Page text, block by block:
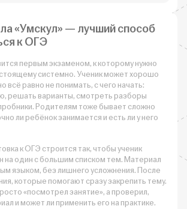
«Умскул» — лучший способ
к ОГЭ
первым экзаменом, к которому нужно
системно. Ученик может хорошо
всё равно не понимать, с чего начать:
решать варианты, смотреть разборы
Родителям тоже бывает сложно
ли ребёнок занимается и есть ли у него
к ОГЭ строится так, чтобы ученик
на один с большим списком тем. Материал
языком, без лишнего усложнения. После
которые помогают сразу закрепить тему.
«посмотрел занятие», а проверил,
и может ли применить его на практике.